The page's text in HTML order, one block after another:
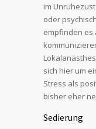
im
oder
empfinden es
sich hier um
Stress als
bisher eher
Sedierung